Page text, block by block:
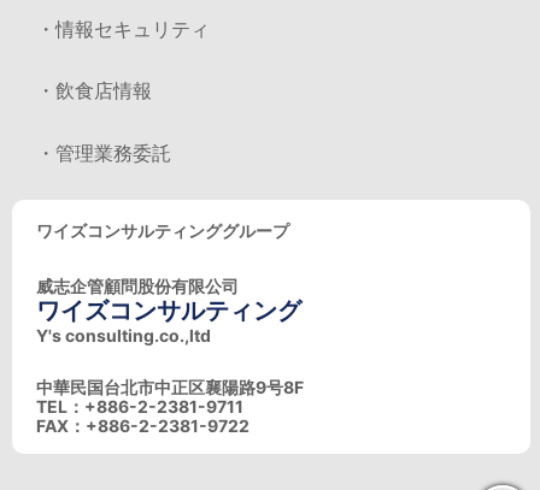
・情報セキュリティ
・飲食店情報
・管理業務委託
ワイズコンサルティンググループ
威志企管顧問股份有限公司
ワイズコンサルティング
Y's consulting.co.,ltd
中華民国台北市中正区襄陽路9号8F
TEL：+886-2-2381-9711
FAX：+886-2-2381-9722